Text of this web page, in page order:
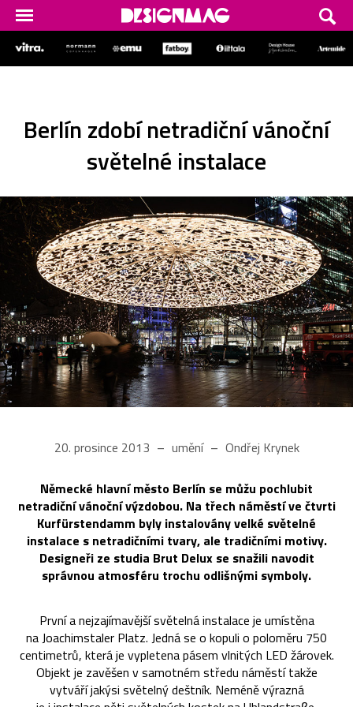
Berlín zdobí netradiční vánoční
světelné instalace
20. prosince 2013 umění Ondřej Krynek
Německé hlavní město Berlín se můžu pochlubit
netradiční vánoční výzdobou. Na třech náměstí ve čtvrti
Kurfürstendamm byly instalovány velké světelné
instalace s netradičními tvary, ale tradičními motivy.
Designeři ze studia Brut Delux se snažili navodit
správnou atmosféru trochu odlišnými symboly.
První a nejzajímavější světelná instalace je umístěna
na Joachimstaler Platz. Jedná se o kopuli o poloměru 750
centimetrů, která je vypletena pásem vlnitých LED žárovek.
Objekt je zavěšen v samotném středu náměstí takže
vytváří jakýsi světelný deštník. Neméně výrazná